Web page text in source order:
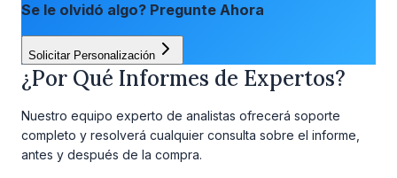
Se le olvidó algo? Pregunte Ahora
Solicitar Personalización
¿Por Qué Informes de Expertos?
Nuestro equipo experto de analistas ofrecerá soporte
completo y resolverá cualquier consulta sobre el informe,
antes y después de la compra.